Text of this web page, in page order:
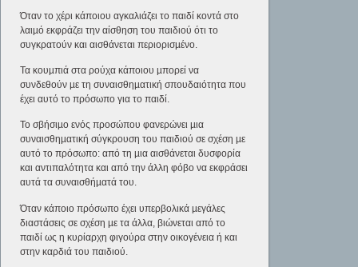
Όταν το χέρι κάποιου αγκαλιάζει το παιδί κοντά στο
λαιµό εκφράζει την αίσθηση του παιδιού ότι το
συγκρατούν και αισθάνεται περιορισµένο.
Τα κουµπιά στα ρούχα κάποιου µπορεί να
συνδεθούν µε τη συναισθηµατική σπουδαιότητα που
έχει αυτό το πρόσωπο για το παιδί.
Το σβήσιµο ενός προσώπου φανερώνει µια
συναισθηµατική σύγκρουση του παιδιού σε σχέση µε
αυτό το πρόσωπο: από τη µια αισθάνεται δυσφορία
και αντιπαλότητα και από την άλλη φόβο να εκφράσει
αυτά τα συναισθήµατά του.
Όταν κάποιο πρόσωπο έχει υπερβολικά µεγάλες
διαστάσεις σε σχέση µε τα άλλα, βιώνεται από το
παιδί ως η κυρίαρχη φιγούρα στην οικογένεια ή και
στην καρδιά του παιδιού.